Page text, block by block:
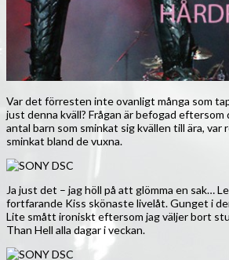
Var det förresten inte ovanligt många som
just denna kväll? Frågan är befogad
antal barn som sminkat sig kvällen till ära,
sminkat bland de vuxna.
Ja just det – jag höll på att glömma en sak…
fortfarande Kiss skönaste livelåt. Gunget i
Lite smått ironiskt eftersom jag väljer bort
Than Hell alla dagar i veckan.